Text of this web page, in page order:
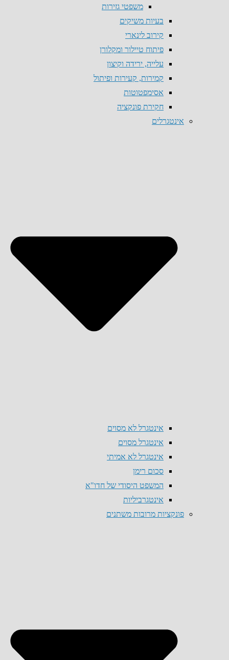
משפטי גזירות
בעיות משיקים
קירוב לינארי
פיתוח טיילור ומקלורן
עלייה, ירידה וקיצון
קמירות, קעירות ופיתול
אסימפטוטות
חקירת פונקציה
אינטגרלים
אינטגרל לא מסוים
אינטגרל מסוים
אינטגרל לא אמיתי
סכום רימן
המשפט היסודי של חדו"א
אינטגרביליות
פונקציות מרובות משתנים